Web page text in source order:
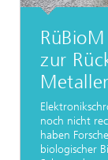
zur
noch nicht
haben
biologischer